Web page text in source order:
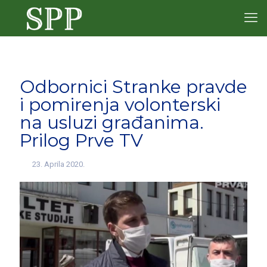
Odbornici Stranke pravde
i pomirenja volonterski
na usluzi građanima.
Prilog Prve TV
23. Aprila 2020.